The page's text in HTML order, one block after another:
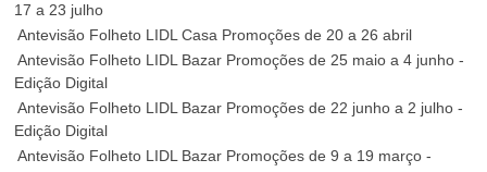
17 a 23 julho
Antevisão Folheto LIDL Casa Promoções de 20 a 26 abril
Antevisão Folheto LIDL Bazar Promoções de 25 maio a 4 junho -
Edição Digital
Antevisão Folheto LIDL Bazar Promoções de 22 junho a 2 julho -
Edição Digital
Antevisão Folheto LIDL Bazar Promoções de 9 a 19 março -